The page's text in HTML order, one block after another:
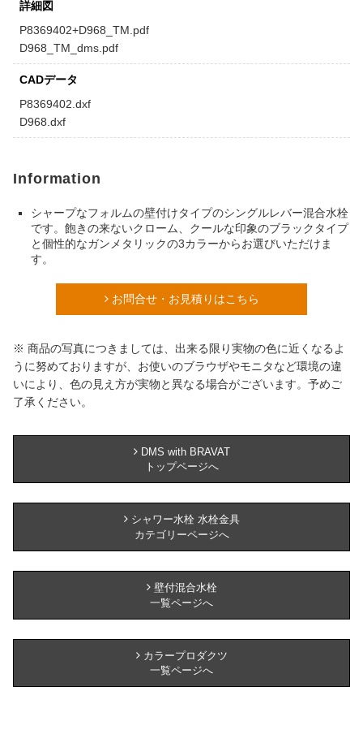
詳細図
P8369402+D968_TM.pdf
D968_TM_dms.pdf
CADデータ
P8369402.dxf
D968.dxf
Information
シャープなフォルムの壁付けタイプのシングルレバー混合水栓
です。飽きの来ないクローム、クールな印象のブラックタイプ
と個性的なガンメタリックの3カラーからお選びいただけま
す。
お問合せ・お見積りはこちら
※ 商品の写真につきましては、出来る限り実物の色に近くなるよ
うに努めておりますが、お使いのブラウザやモニタなど環境の違
いにより、色の見え方が実物と異なる場合がございます。予めご
了承ください。
DMS with BRAVAT
トップページへ
シャワー水栓 水栓金具
カテゴリーページへ
壁付混合水栓
一覧ページへ
カラープロダクツ
一覧ページへ